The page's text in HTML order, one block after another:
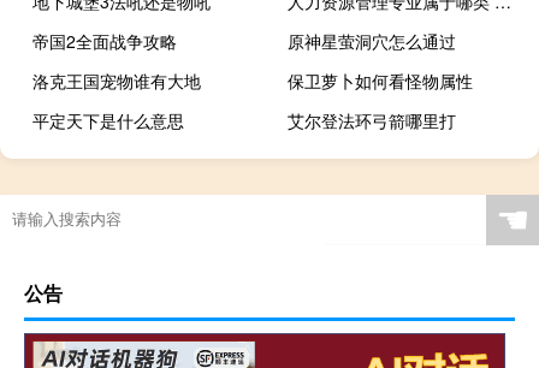
帝国2全面战争攻略
原神星萤洞穴怎么通过
洛克王国宠物谁有大地
保卫萝卜如何看怪物属性
平定天下是什么意思
艾尔登法环弓箭哪里打
☚
公告